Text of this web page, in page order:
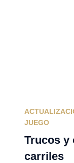
JUEGO
Trucos y
carriles